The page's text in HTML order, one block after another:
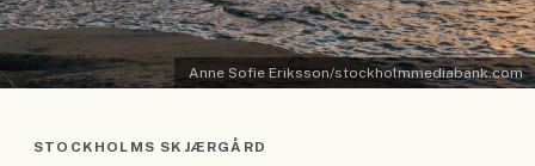
Anne Sofie Eriksson/stockholmmediabank.com
STOCKHOLMS SKJÆRGÅRD